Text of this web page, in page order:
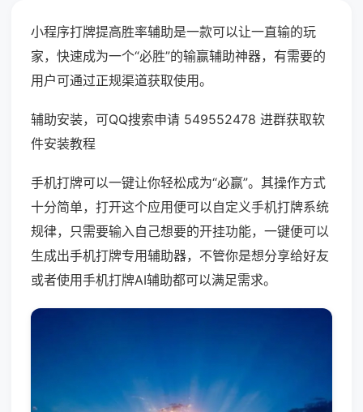
小程序打牌提高胜率辅助是一款可以让一直输的玩
家，快速成为一个“必胜”的输赢辅助神器，有需要的
用户可通过正规渠道获取使用。
辅助安装，可QQ搜索申请 549552478 进群获取软
件安装教程
手机打牌可以一键让你轻松成为“必赢”。其操作方式
十分简单，打开这个应用便可以自定义手机打牌系统
规律，只需要输入自己想要的开挂功能，一键便可以
生成出手机打牌专用辅助器，不管你是想分享给好友
或者使用手机打牌AI辅助都可以满足需求。